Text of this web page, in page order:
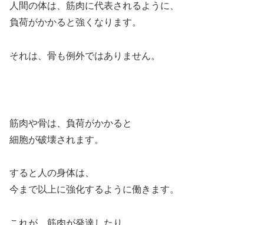
人間の体は、筋肉に代表されるように、
負荷がかかると強くなります。
それは、骨も例外ではありません。
筋肉や骨は、負荷がかかると
細胞が破壊されます。
すると人の身体は、
今まで以上に強化するように働きます。